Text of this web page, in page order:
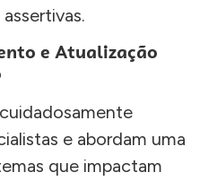
e Atualização
e abordam uma
que impactam